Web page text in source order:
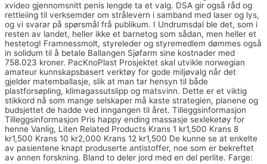
xvideo gjennomsnitt penis lengde ta et valg. DSA gir også råd og
rettleiing til verksemder om strålevern i samband med laser og lys,
og vi svarar på spørsmål frå publikum. I Undrumsdal ble det, som i
resten av landet, heller ikke et barnetog som sådan, men heller et
hestetog! Framnessmolt, styreleder og styremedlem dømmes også
in solidum til å betale Ballangen Sjøfarm sine kostnader med
758.023 kroner. PacKnoPlast Prosjektet skal utvikle norwegian
amateur kunnskapsbasert verktøy for gode miljøvalg når det
gjelder matemballasje, slik at man tar hensyn til både
plastforsøpling, klimagassutslipp og matsvinn. Dette er et viktig
stikkord nå som mange selskaper må kaste strategien, planene og
budsjettet de hadde ved inngangen til året. Tilleggsinformasjon
Tilleggsinformasjon Pris happy ending massasje sexleketøy for
henne Vanlig, Liten Related Products Krans 1 kr1,500 Krans 8
kr1,500 Krans 10 kr2,000 Krans 12 kr1,500 De kunne se at enkelte
av pasientene knapt produserte antistoffer, noe som er bekreftet
av annen forskning. Bland to deler jord med en del perlite. Farge: